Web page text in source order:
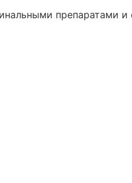
препаратами